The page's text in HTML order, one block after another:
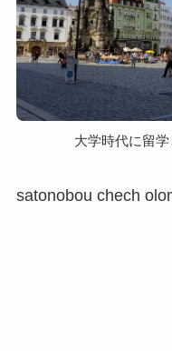
大学時代に留
satonobou chech